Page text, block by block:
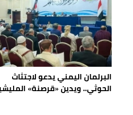
البرلمان اليمني يدعو لاجتثاث
الحوثي.. ويدين «قرصنة»